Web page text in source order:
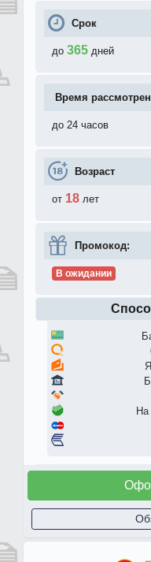
Срок
до 365 дней
Время
до 24 часов
Возраст
от 18 лет
Промокод:
В ожидании
На